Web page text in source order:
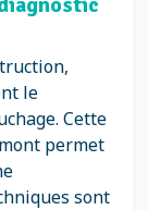
le
Cette
permet
sont